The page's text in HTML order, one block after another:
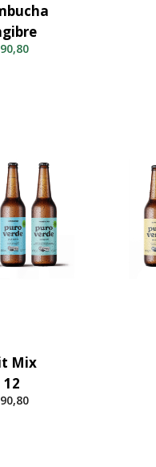
Mix
12